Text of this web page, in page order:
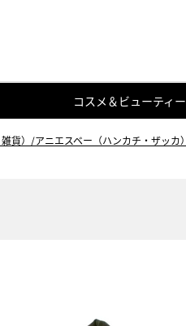
コスメ＆ビューティー
貨）/アニエスベー（ハンカチ・ザッカ）